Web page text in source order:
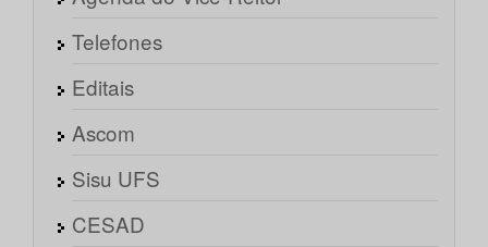
Telefones
Editais
Ascom
Sisu UFS
CESAD